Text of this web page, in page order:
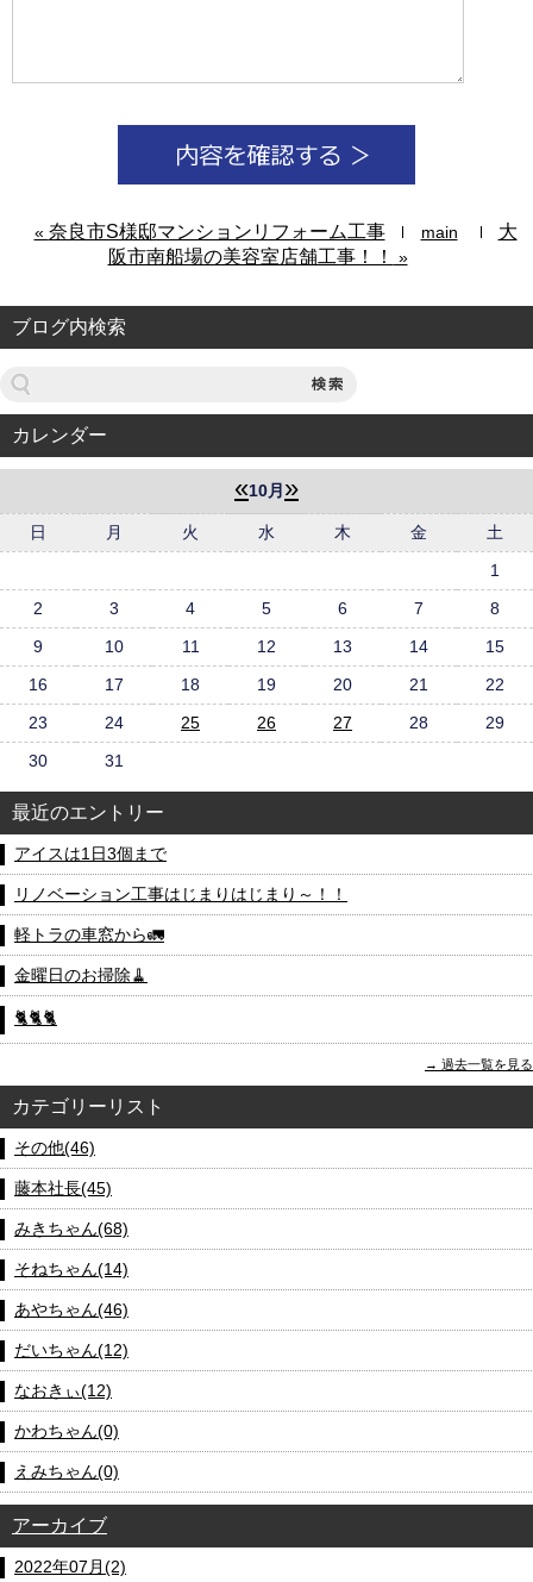
« 奈良市S様邸マンションリフォーム工事 main
大
阪市南船場の美容室店舗工事！！
»
ブログ内検索
カレンダー
«10月 »
日 月 火 水 木 金
土
1
2
3 4 5 6 7
8
9
10 11 12 13 14
15
16
17 18 19 20 21
22
23
24 25 26 27 28
29
30
31
最近のエントリー
アイスは1日3個まで
リノベーション工事はじまりはじまり～！！
軽トラの車窓から🚛
金曜日のお掃除🧹
🐈🐈🐈
過去一覧を見る
カテゴリーリスト
その他(46)
藤本社長(45)
みきちゃん(68)
そねちゃん(14)
あやちゃん(46)
だいちゃん(12)
なおきぃ(12)
かわちゃん(0)
えみちゃん(0)
アーカイブ
2022年07月(2)